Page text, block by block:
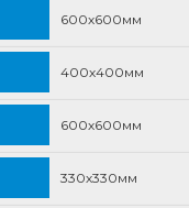
600х600мм
400х400мм
600х600мм
330х330мм